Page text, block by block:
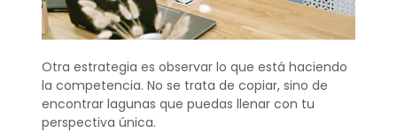
Otra estrategia es observar lo que está haciendo
la competencia. No se trata de copiar, sino de
encontrar lagunas que puedas llenar con tu
perspectiva única.